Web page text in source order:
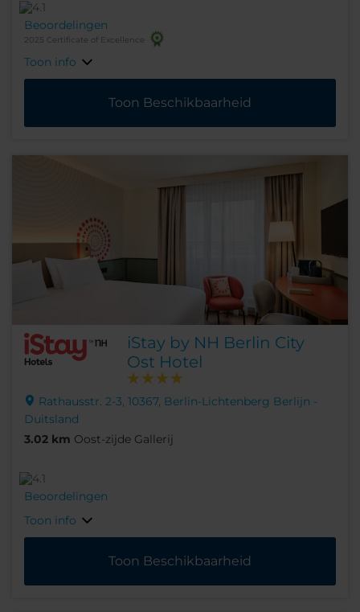
Beoordelingen
2025 Certificate of Excellence
Toon info
Toon Beschikbaarheid
iStay by NH Berlin City
Ost Hotel
Rathausstr. 2-3, 10367, Berlin-Lichtenberg Berlijn -
Duitsland
3.02 km Oost-zijde Gallerij
Beoordelingen
Toon info
Toon Beschikbaarheid